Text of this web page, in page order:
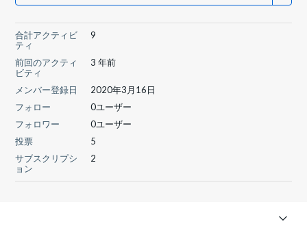
合計アクティビ
ティ
9
前回のアクティ
ビティ
3 年前
メンバー登録日
2020年3月16日
フォロー
0ユーザー
フォロワー
0ユーザー
投票
5
サブスクリプシ
ョン
2